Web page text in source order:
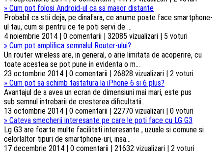
» Cum pot folosi Android-ul ca sa masor distante
Probabil ca stii deja, pe dinafara, ce anume poate face smartphone-
ul tau, cum si pentru ce te poti servi de ...
4 noiembrie 2014 | 0 comentarii | 32085 vizualizari | 5 voturi
» Cum pot amplifica semnalul Router-ului?
Un router wireless are, in general, o arie limitata de acoperire, cu
toate acestea se pot pune in evidenta o m...
23 octombrie 2014 | 0 comentarii | 26828 vizualizari | 2 voturi
» Cum pot sa schimb tastatura la iPhone 6 si 6 plus?
Avantajul de a avea un ecran de dimensiuni mai mari, este pus
sub semnul intrebarii de cresterea dificultatii...
13 octombrie 2014 | 0 comentarii | 22770 vizualizari | 0 voturi
» Cateva smecherii interesante pe care le poti face cu LG G3
Lg G3 are foarte multe facilitati interesante , uzuale si comune si
celorlaltor tipuri de smartphone-uri, insa...
17 decembrie 2014 | 0 comentarii | 21632 vizualizari | 2 voturi